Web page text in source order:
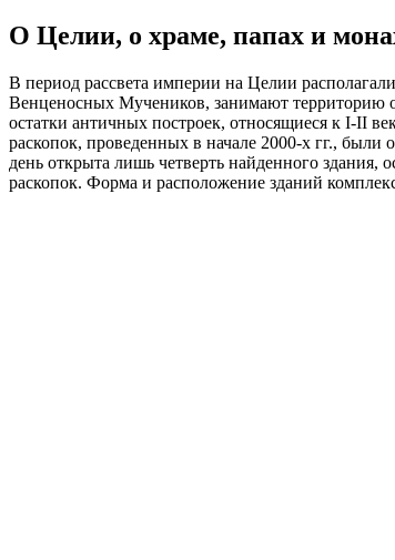
О Целии, о храме, папах и
В период рассвета империи на Целии
Венценосных Мучеников, занимают территорию
остатки античных построек, относящиеся к I-II
раскопок, проведенных в начале 2000-х гг.,
день открыта лишь четверть найденного здания,
раскопок. Форма и расположение зданий